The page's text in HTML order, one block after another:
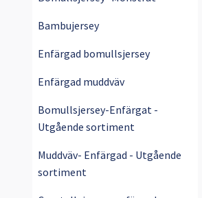
Bambujersey
Enfärgad bomullsjersey
Enfärgad muddväv
Bomullsjersey-Enfärgat -
Utgående sortiment
Muddväv- Enfärgad - Utgående
sortiment